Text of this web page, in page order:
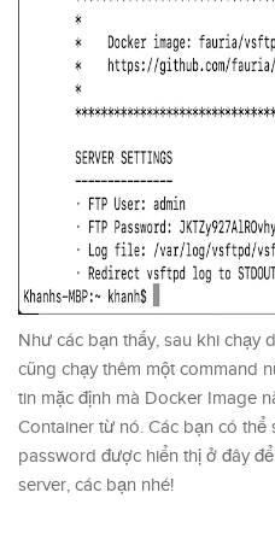
Như các bạn thấy, sau khi chạy
cũng chạy thêm một command
tin mặc định mà Docker Image
Container từ nó. Các bạn có
password được hiển thị ở đây
server, các bạn nhé!